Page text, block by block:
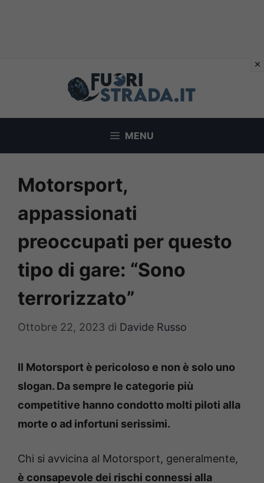
MENU
Motorsport,
appassionati
preoccupati per questo
tipo di gare: “Sono
terrorizzato”
Ottobre 22, 2023 di Davide Russo
Il Motorsport è pericoloso e non è solo uno
slogan. Da sempre le categorie più
competitive hanno condotto molti piloti alla
morte o ad infortuni serissimi.
Chi si avvicina al Motorsport, generalmente,
è consapevole dei rischi connessi alla